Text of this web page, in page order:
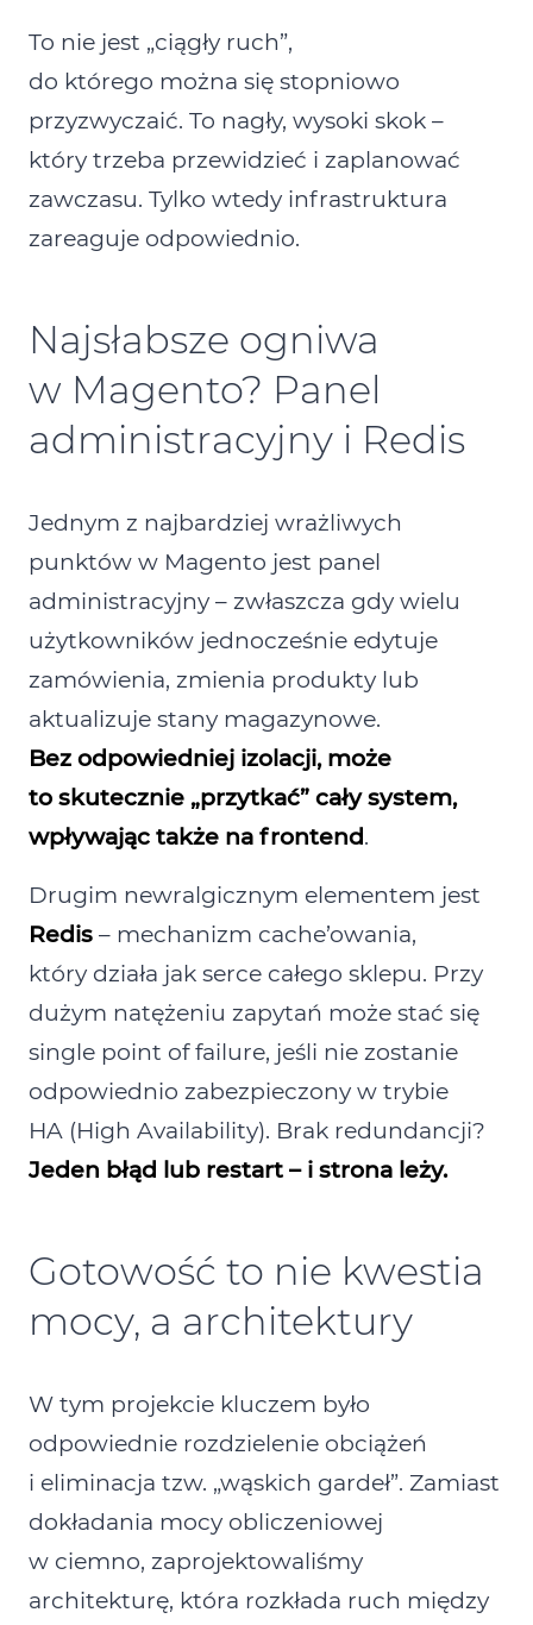
To nie jest „ciągły ruch”,
do którego można się stopniowo
przyzwyczaić. To nagły, wysoki skok –
który trzeba przewidzieć i zaplanować
zawczasu. Tylko wtedy infrastruktura
zareaguje odpowiednio.
Najsłabsze ogniwa
w Magento? Panel
administracyjny i Redis
Jednym z najbardziej wrażliwych
punktów w Magento jest panel
administracyjny – zwłaszcza gdy wielu
użytkowników jednocześnie edytuje
zamówienia, zmienia produkty lub
aktualizuje stany magazynowe.
Bez odpowiedniej izolacji, może
to skutecznie „przytkać” cały system,
wpływając także na frontend.
Drugim newralgicznym elementem jest
Redis – mechanizm cache’owania,
który działa jak serce całego sklepu. Przy
dużym natężeniu zapytań może stać się
single point of failure, jeśli nie zostanie
odpowiednio zabezpieczony w trybie
HA (High Availability). Brak redundancji?
Jeden błąd lub restart – i strona leży.
Gotowość to nie kwestia
mocy, a architektury
W tym projekcie kluczem było
odpowiednie rozdzielenie obciążeń
i eliminacja tzw. „wąskich gardeł”. Zamiast
dokładania mocy obliczeniowej
w ciemno, zaprojektowaliśmy
architekturę, która rozkłada ruch między